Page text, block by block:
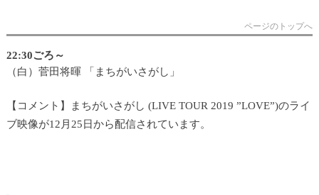
ページのトップへ
22:30ごろ～
（白）菅田将暉 「まちがいさがし」
【コメント】まちがいさがし (LIVE TOUR 2019 ”LOVE”)のライ
ブ映像が12月25日から配信されています。